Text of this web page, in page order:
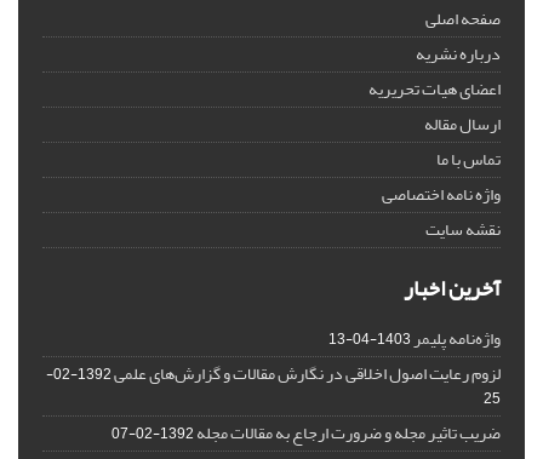
صفحه اصلی
درباره نشریه
اعضای هیات تحریریه
ارسال مقاله
تماس با ما
واژه نامه اختصاصی
نقشه سایت
آخرین اخبار
واژه‌نامه پلیمر1403-04-13
لزوم رعایت اصول اخلاقی در نگارش مقالات و گزارش‌‌های علمی
1392-02-
25
ضریب تاثیر مجله و ضرورت ارجاع به مقالات مجله1392-02-07